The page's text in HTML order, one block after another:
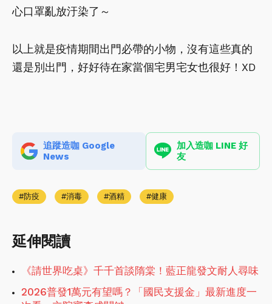
心口罩亂放汙染了～
以上就是疫情期間出門必帶的小物，沒有這些真的
還是別出門，好好待在家當個宅男宅女也很好！XD
追蹤造咖 Google
News
加入造咖 LINE 好
友
防疫 消毒 酒精 健康
延伸閱讀
《請世界吃桌》千千首談隋棠！藍正龍發文耐人尋味
2026普發1萬元有望嗎？「國民支援金」最新進度一